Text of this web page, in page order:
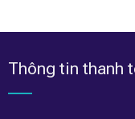
Thông tin thanh